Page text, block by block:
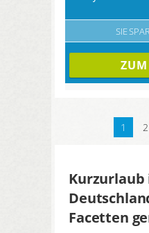
SIE
1 2
Kurzurlaub
Facetten